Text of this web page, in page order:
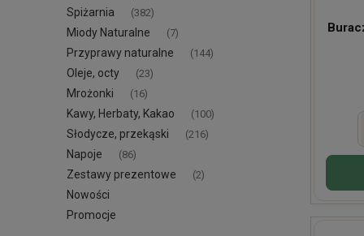
Spiżarnia (382)
Miody Naturalne (7)
Przyprawy naturalne (144)
Oleje, octy (23)
Mrożonki (16)
Kawy, Herbaty, Kakao (100)
Słodycze, przekąski (216)
Napoje (86)
Zestawy prezentowe (2)
Nowości
Promocje